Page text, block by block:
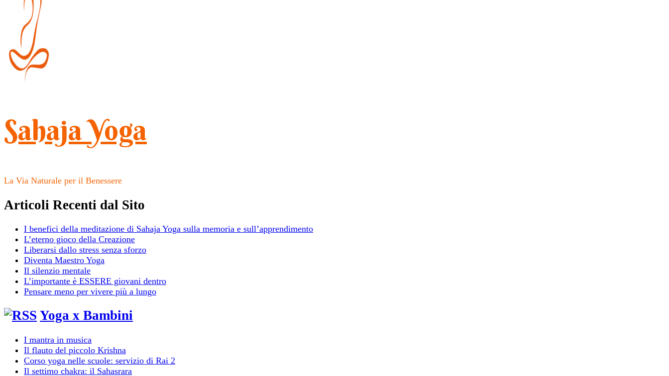
Sahaja Yoga
La Via Naturale per il Benessere
Articoli Recenti dal Sito
I benefici della meditazione di Sahaja Yoga sulla memoria e sull’apprendimento
L’eterno gioco della Creazione
Liberarsi dallo stress senza sforzo
Diventa Maestro Yoga
Il silenzio mentale
L’importante è ESSERE giovani dentro
Pensare meno per vivere più a lungo
Yoga x Bambini
I mantra in musica
Il flauto del piccolo Krishna
Corso yoga nelle scuole: servizio di Rai 2
Il settimo chakra: il Sahasrara